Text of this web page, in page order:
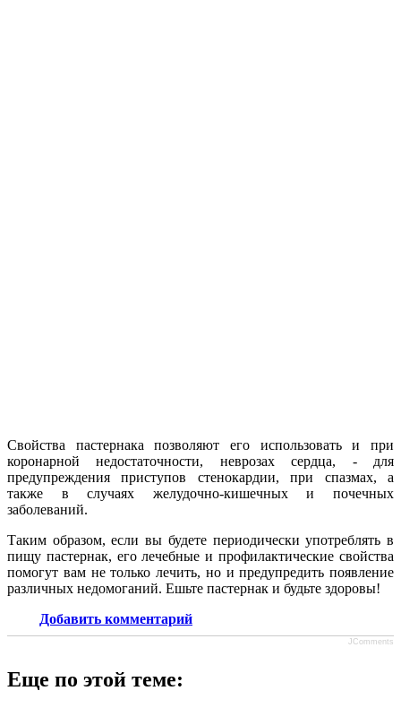
Свойства пастернака позволяют его использовать и при
коронарной недостаточности, неврозах сердца, - для
предупреждения приступов стенокардии, при спазмах, а
также в случаях желудочно-кишечных и почечных
заболеваний.
Таким образом, если вы будете периодически употреблять в
пищу пастернак, его лечебные и профилактические свойства
помогут вам не только лечить, но и предупредить появление
различных недомоганий. Ешьте пастернак и будьте здоровы!
Добавить комментарий
JComments
Еще по этой теме: